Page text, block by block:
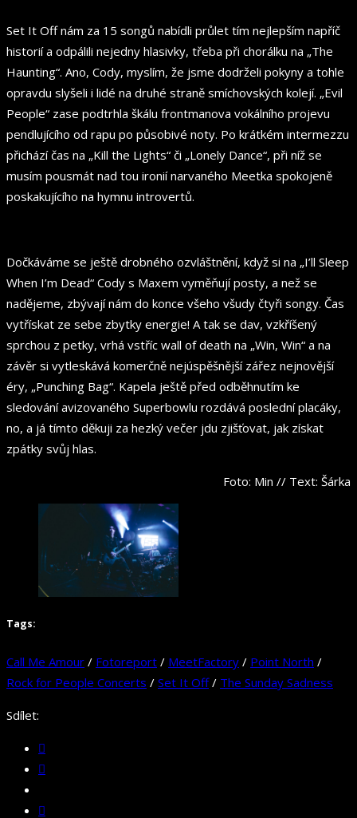
Set It Off nám za 15 songů nabídli průlet tím nejlepším napříč
historií a odpálili nejedny hlasivky, třeba při chorálku na „The
Haunting“. Ano, Cody, myslím, že jsme dodrželi pokyny a tohle
opravdu slyšeli i lidé na druhé straně smíchovských kolejí. „Evil
People“ zase podtrhla škálu frontmanova vokálního projevu
pendlujícího od rapu po působivé noty. Po krátkém intermezzu
přichází čas na „Kill the Lights“ či „Lonely Dance“, při níž se
musím pousmát nad tou ironií narvaného Meetka spokojeně
poskakujícího na hymnu introvertů.
Dočkáváme se ještě drobného ozvláštnění, když si na „I’ll Sleep
When I’m Dead“ Cody s Maxem vyměňují posty, a než se
nadějeme, zbývají nám do konce všeho všudy čtyři songy. Čas
vytřískat ze sebe zbytky energie! A tak se dav, vzkříšený
sprchou z petky, vrhá vstříc wall of death na „Win, Win“ a na
závěr si vytleskává komerčně nejúspěšnější zářez nejnovější
éry, „Punching Bag“. Kapela ještě před odběhnutím ke
sledování avizovaného Superbowlu rozdává poslední placáky,
no, a já tímto děkuji za hezký večer jdu zjišťovat, jak získat
zpátky svůj hlas.
Foto: Min // Text: Šárka
Tags:
Call Me Amour / Fotoreport / MeetFactory / Point North /
Rock for People Concerts / Set It Off/ The Sunday Sadness
Sdílet: